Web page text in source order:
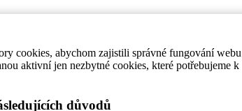
cookies, abychom zajistili správné fungování
aktivní jen nezbytné cookies, které
důvodů